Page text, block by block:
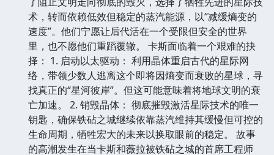
术，转而依赖低效但稳定的蒸汽能源，以“减缓熵变的
速度”。他们宁愿让后代活在一个受限但安全的世界
里，也不愿他们重蹈覆辙。 卡斯面临着一个艰难的抉
择： 1. 启动以太驱动： 利用晶体重启古代的星际网
络，带领少数人逃离这个即将因熵变而衰败的星球，寻
找真正的“星河彼岸”。但这可能意味着将地球文明的衰
亡加速。 2. 销毁晶体： 彻底摧毁激活星际技术的唯一
钥匙，确保铁砧之城继续依靠蒸汽维持其缓慢但可控的
生命周期，牺牲宏大的未来以换取眼前的稳定。 故事
的高潮发生在当卡斯和薇拉被铁砧之城的首席工程师